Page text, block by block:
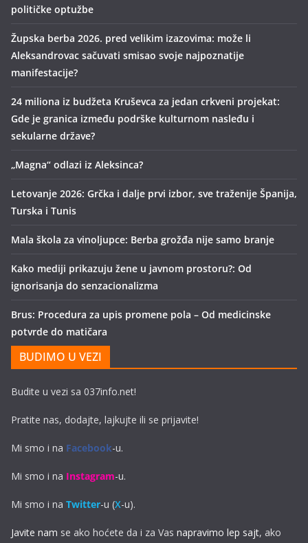
političke optužbe
Župska berba 2026. pred velikim izazovima: može li
Aleksandrovac sačuvati smisao svoje najpoznatije
manifestacije?
24 miliona iz budžeta Kruševca za jedan crkveni projekat:
Gde je granica između podrške kulturnom nasleđu i
sekularne države?
„Magna“ odlazi iz Aleksinca?
Letovanje 2026: Grčka i dalje prvi izbor, sve traženije Španija,
Turska i Tunis
Mala škola za vinoljupce: Berba grožđa nije samo branje
Kako mediji prikazuju žene u javnom prostoru?: Od
ignorisanja do senzacionalizma
Brus: Procedura za upis promene pola – Od medicinske
potvrde do matičara
BUDIMO U VEZI
Budite u vezi sa 037info.net!
Pratite nas, dodajte, lajkujte ili se prijavite!
Mi smo i na Facebook-u.
Mi smo i na Instagram-u.
Mi smo i na Twitter-u (X-u).
Javite nam se ako hoćete da i za Vas napravimo lep sajt, ako